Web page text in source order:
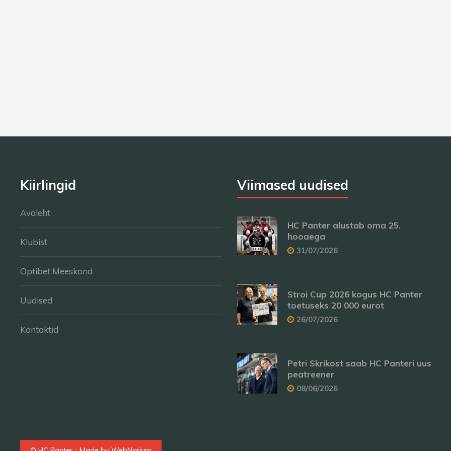
Kiirlingid
Avaleht
Klubist
Optibet Meeskond
Uudised
Kontaktid
Viimased uudised
HC Panter alustab oma 25.
hooaega
31/07/2026
Stroi Cup 2026 kogus HC Panter
toetuseks 20 000 eurot
26/07/2026
Petri Skrikost saab HC Panteri uus
peatreener
08/06/2026